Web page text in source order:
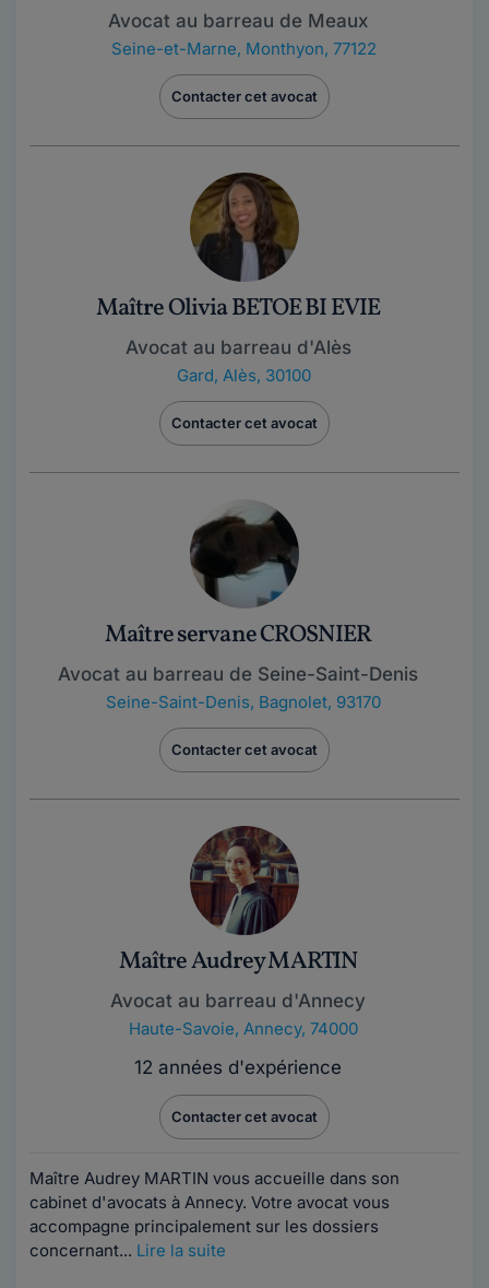
Avocat au barreau de Meaux
Seine-et-Marne, Monthyon, 77122
Contacter cet avocat
Maître Olivia BETOE BI EVIE
Avocat au barreau d'Alès
Gard, Alès, 30100
Contacter cet avocat
Maître servane CROSNIER
Avocat au barreau de Seine-Saint-Denis
Seine-Saint-Denis, Bagnolet, 93170
Contacter cet avocat
Maître Audrey MARTIN
Avocat au barreau d'Annecy
Haute-Savoie, Annecy, 74000
12 années d'expérience
Contacter cet avocat
Maître Audrey MARTIN vous accueille dans son
cabinet d'avocats à Annecy. Votre avocat vous
accompagne principalement sur les dossiers
concernant... Lire la suite